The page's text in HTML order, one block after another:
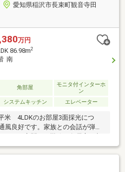
愛知県稲沢市長束町観音寺田
万円
86.98m2
南
角部屋
モニタ付インターホ
ン
システムキッチン エレベーター
米 4LDKのお部屋3面採光につ
風良好です。家族との会話が弾む
ッチン玄関には靴箱、各居室に収
客様におすすめです。キッチン、
、換気もしやすいです。3面採光
望・採光・通風良好です。～